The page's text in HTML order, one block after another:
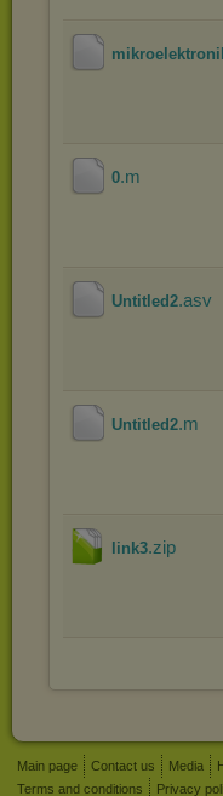
0.m
Untitled2.asv
Untitled2.m
link3.zip
Main page Contact us Media
Terms and conditions
Privacy